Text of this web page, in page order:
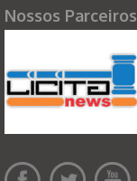
Nossos Parceiros